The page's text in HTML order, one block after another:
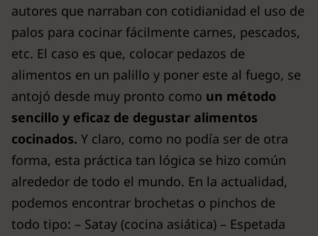
autores que narraban con cotidianidad el uso de
palos para cocinar fácilmente carnes, pescados,
etc. El caso es que, colocar pedazos de
alimentos en un palillo y poner este al fuego, se
antojó desde muy pronto como un método
sencillo y eficaz de degustar alimentos
cocinados. Y claro, como no podía ser de otra
forma, esta práctica tan lógica se hizo común
alrededor de todo el mundo. En la actualidad,
podemos encontrar brochetas o pinchos de
todo tipo: – Satay (cocina asiática) – Espetada